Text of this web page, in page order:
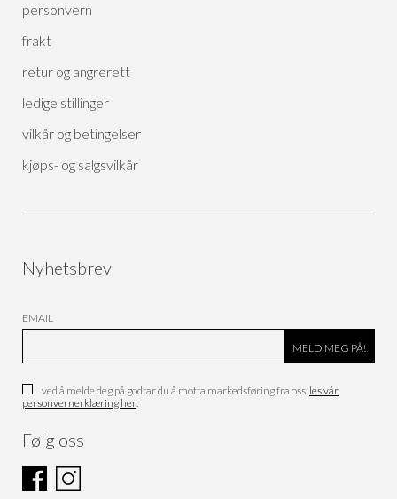
personvern
frakt
retur og angrerett
ledige stillinger
vilkår og betingelser
kjøps- og salgsvilkår
Nyhetsbrev
EMAIL
ved å melde deg på godtar du å motta markedsføring fra oss. les vår
personvernerklæring her.
Følg oss